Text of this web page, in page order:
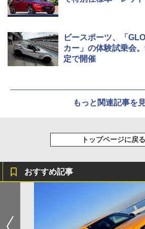
ビースポーツ、「
カー」の体験試乗会
定で開催
もっと関連記事を
トップページに戻る
おすすめ記事